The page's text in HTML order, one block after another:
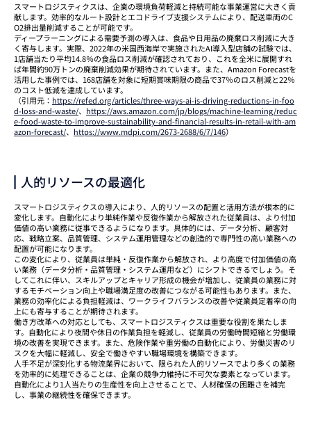
スマートロジスティクスは、企業の環境負荷軽減と持続可能な事業運営に大きく貢
献します。効率的なルート設計とエコドライブ支援システムにより、配送車両のC
O2排出量削減することが可能です。
ディープラーニングによる需要予測の導入は、食品や日用品の廃棄ロス削減に大き
く寄与します。実際、2022年の米国西海岸で実施されたAI導入型店舗の試験では、
1店舗当たり平均14.8％の食品ロス削減が確認されており、これを全米に展開すれ
ば年間約90万トンの廃棄削減効果が期待されています。また、Amazon Forecastを
活用した事例では、168店舗を対象に短期賞味期限の商品で37％のロス削減と22％
のコスト低減を達成しています。
（引用元： https://refed.org/articles/three-ways-ai-is-driving-reductions-in-foo
d-loss-and-waste/、 https://aws.amazon.com/jp/blogs/machine-learning/reduc
e-food-waste-to-improve-sustainability-and-financial-results-in-retail-with-am
azon-forecast/、 https://www.mdpi.com/2673-2688/6/7/146）
人的リソースの最適化
スマートロジスティクスの導入により、人的リソースの配置と活用方法が根本的に
変化します。自動化により単純作業や反復作業から解放された従業員は、より付加
価値の高い業務に従事できるようになります。具体的には、データ分析、顧客対
応、戦略立案、品質管理、システム運用管理などの創造的で専門性の高い業務への
配置が可能になります。
この変化により、従業員は単純・反復作業から解放され、より高度で付加価値の高
い業務（データ分析・品質管理・システム運用など）にシフトできるでしょう。そ
してこれに伴い、スキルアップとキャリア形成の機会が増加し、従業員の業務に対
するモチベーション向上や職場満足度の改善につながる可能性もあります。また、
業務の効率化による負担軽減は、ワークライフバランスの改善や従業員定着率の向
上にも寄与することが期待されます。
働き方改革への対応としても、スマートロジスティクスは重要な役割を果たしま
す。自動化により夜間や休日の作業負担を軽減し、従業員の労働時間短縮と労働環
境の改善を実現できます。また、危険作業や重労働の自動化により、労働災害のリ
スクを大幅に軽減し、安全で働きやすい職場環境を構築できます。
人手不足が深刻化する物流業界において、限られた人的リソースでより多くの業務
を効率的に処理できることは、企業の競争力維持に不可欠な要素となっています。
自動化により1人当たりの生産性を向上させることで、人材確保の困難さを補完
し、事業の継続性を確保できます。